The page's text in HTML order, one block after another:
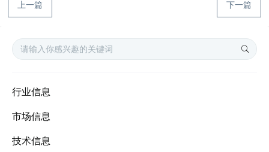
上一篇 下一篇
行业信息
市场信息
技术信息